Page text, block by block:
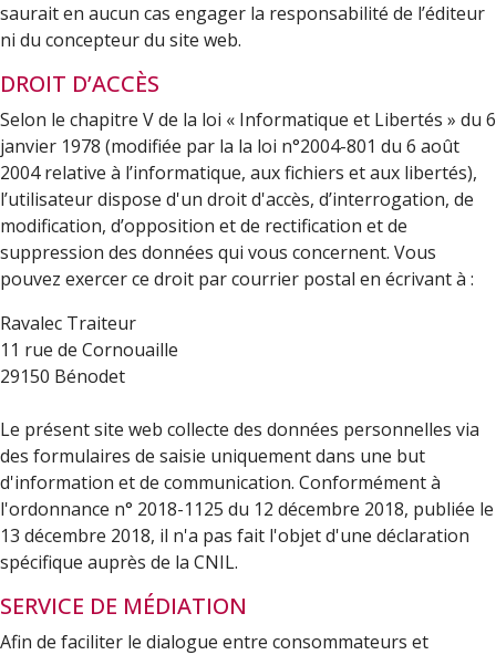
saurait en aucun cas engager la responsabilité de l’éditeur
ni du concepteur du site web.
DROIT D’ACCÈS
Selon le chapitre V de la loi « Informatique et Libertés » du 6
janvier 1978 (modifiée par la la loi n°2004-801 du 6 août
2004 relative à l’informatique, aux fichiers et aux libertés),
l’utilisateur dispose d'un droit d'accès, d’interrogation, de
modification, d’opposition et de rectification et de
suppression des données qui vous concernent. Vous
pouvez exercer ce droit par courrier postal en écrivant à :
Ravalec Traiteur
11 rue de Cornouaille
29150 Bénodet
Le présent site web collecte des données personnelles via
des formulaires de saisie uniquement dans une but
d'information et de communication. Conformément à
l'ordonnance n° 2018-1125 du 12 décembre 2018, publiée le
13 décembre 2018, il n'a pas fait l'objet d'une déclaration
spécifique auprès de la CNIL.
SERVICE DE MÉDIATION
Afin de faciliter le dialogue entre consommateurs et